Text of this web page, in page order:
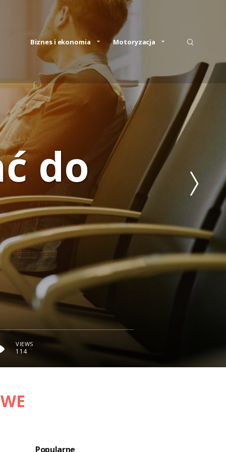
do
VIEWS
114
Biznes i ekonomia Motoryzacja
Popularne